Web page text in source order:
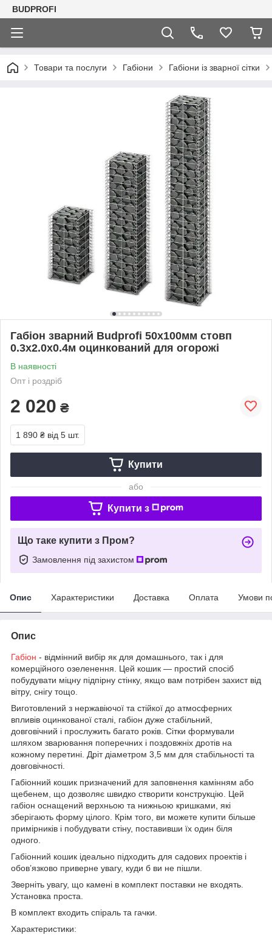
BUDPROFI
Товари та послуги Габіони Габіони із зварної сітки
Габіон зварний Budprofi 50х100мм стовп
0.3х2.0х0.4м оцинкований для огорожі
В наявності
Опт і роздріб
2 020 ₴
1 890 ₴ від 5 шт.
Купити
або
Купити з
Що таке купити з Пром?
Замовлення під захистом
Опис Характеристики Доставка Оплата Умови
Опис
Габіон - відмінний вибір як для домашнього, так і для
комерційного озеленення. Цей кошик — простий спосіб
побудувати міцну підпірну стінку, якщо вам потрібен захист від
вітру, снігу тощо.
Виготовлений з нержавіючої та стійкої до атмосферних
впливів оцинкованої сталі, габіон дуже стабільний,
довговічний і прослужить багато років. Сітки формували
шляхом зварювання поперечних і поздовжніх дротів на
кожному перетині. Дріт діаметром 3,5 мм для стабільності та
довговічності.
Габіонний кошик призначений для заповнення камінням або
щебенем, що дозволяє швидко створити конструкцію. Цей
габіон оснащений верхньою та нижньою кришками, які
зберігають форму цілого. Крім того, ви можете купити більше
примірників і побудувати стіну, поставивши їх один біля
одного.
Габіонний кошик ідеально підходить для садових проектів і
обов’язково приверне увагу, куди б ви не пішли.
Зверніть увагу, що камені в комплект поставки не входять.
Установка проста.
В комплект входить спіраль та гачки.
Характеристики: